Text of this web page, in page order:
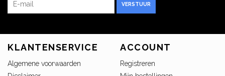
VERSTUUR
KLANTENSERVICE
Algemene voorwaarden
ACCOUNT
Registreren